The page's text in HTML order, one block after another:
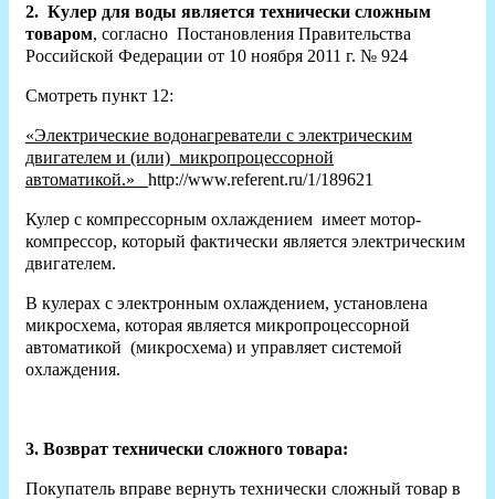
2. Кулер для воды является технически сложным
товаром, согласно Постановления Правительства
Российской Федерации от 10 ноября 2011 г. № 924
Смотреть пункт 12:
«Электрические водонагреватели с электрическим
двигателем и (или) микропроцессорной
автоматикой.» http://www.referent.ru/1/189621
Кулер с компрессорным охлаждением имеет мотор-
компрессор, который фактически является электрическим
двигателем.
В кулерах с электронным охлаждением, установлена
микросхема, которая является микропроцессорной
автоматикой (микросхема) и управляет системой
охлаждения.
3. Возврат технически сложного товара:
Покупатель вправе вернуть технически сложный товар в